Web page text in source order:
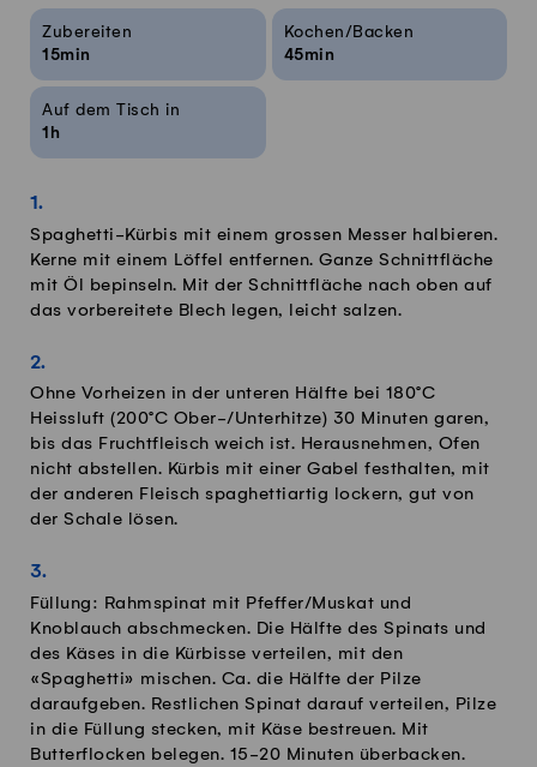
Rezeptinfos
Zubereiten
15min
Kochen/Backen
45min
Auf dem Tisch in
1h
Spaghetti-Kürbis mit einem grossen Messer halbieren.
Kerne mit einem Löffel entfernen. Ganze Schnittfläche
mit Öl bepinseln. Mit der Schnittfläche nach oben auf
das vorbereitete Blech legen, leicht salzen.
Ohne Vorheizen in der unteren Hälfte bei 180°C
Heissluft (200°C Ober-/Unterhitze) 30 Minuten garen,
bis das Fruchtfleisch weich ist. Herausnehmen, Ofen
nicht abstellen. Kürbis mit einer Gabel festhalten, mit
der anderen Fleisch spaghettiartig lockern, gut von
der Schale lösen.
Füllung: Rahmspinat mit Pfeffer/Muskat und
Knoblauch abschmecken. Die Hälfte des Spinats und
des Käses in die Kürbisse verteilen, mit den
«Spaghetti» mischen. Ca. die Hälfte der Pilze
daraufgeben. Restlichen Spinat darauf verteilen, Pilze
in die Füllung stecken, mit Käse bestreuen. Mit
Butterflocken belegen. 15-20 Minuten überbacken.